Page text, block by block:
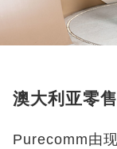
澳大利亚零
Purecomm由